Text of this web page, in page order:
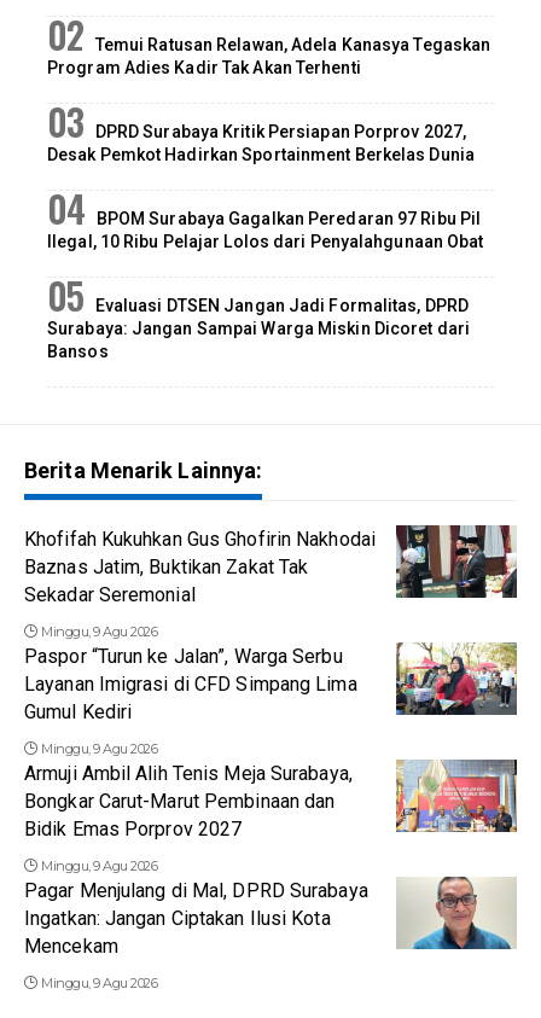
Temui Ratusan Relawan, Adela Kanasya Tegaskan
Program Adies Kadir Tak Akan Terhenti
DPRD Surabaya Kritik Persiapan Porprov 2027,
Desak Pemkot Hadirkan Sportainment Berkelas Dunia
BPOM Surabaya Gagalkan Peredaran 97 Ribu Pil
Ilegal, 10 Ribu Pelajar Lolos dari Penyalahgunaan Obat
Evaluasi DTSEN Jangan Jadi Formalitas, DPRD
Surabaya: Jangan Sampai Warga Miskin Dicoret dari
Bansos
Berita Menarik Lainnya:
Khofifah Kukuhkan Gus Ghofirin Nakhodai
Baznas Jatim, Buktikan Zakat Tak
Sekadar Seremonial
Minggu, 9 Agu 2026
Paspor “Turun ke Jalan”, Warga Serbu
Layanan Imigrasi di CFD Simpang Lima
Gumul Kediri
Minggu, 9 Agu 2026
Armuji Ambil Alih Tenis Meja Surabaya,
Bongkar Carut-Marut Pembinaan dan
Bidik Emas Porprov 2027
Minggu, 9 Agu 2026
Pagar Menjulang di Mal, DPRD Surabaya
Ingatkan: Jangan Ciptakan Ilusi Kota
Mencekam
Minggu, 9 Agu 2026